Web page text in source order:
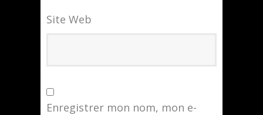
Site Web
Enregistrer mon nom, mon e-